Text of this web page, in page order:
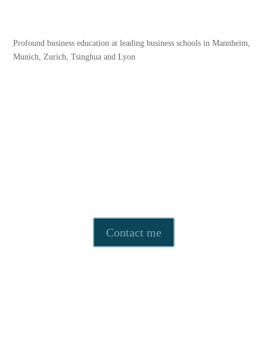
Profound business education at leading business schools in Mannheim,
Munich, Zurich, Tsinghua and Lyon
Contact me